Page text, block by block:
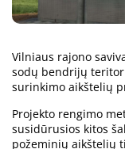
Vilniaus rajono
sodų bendrijų
surinkimo aikštelių
Projekto rengimo
susidūrusios kitos
požeminių aikštelių